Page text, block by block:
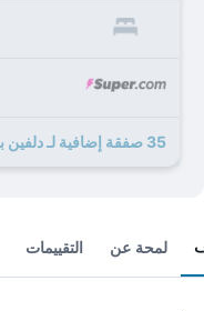
لمحة عن التقييمات